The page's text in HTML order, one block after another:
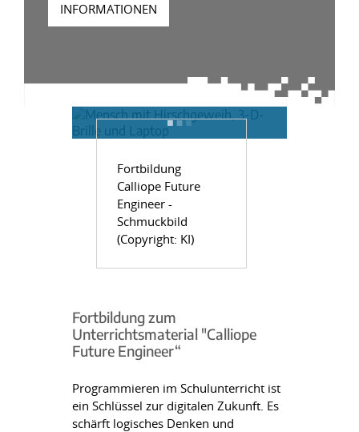
INFORMATIONEN
Fortbildung
Calliope Future
Engineer -
Schmuckbild
(Copyright: KI)
Fortbildung zum
Unterrichtsmaterial "Calliope
Future Engineer“
Programmieren im Schulunterricht ist
ein Schlüssel zur digitalen Zukunft. Es
schärft logisches Denken und